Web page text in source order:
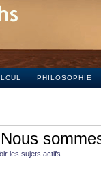
PHILOSOPHIE
Nous
les sujets actifs